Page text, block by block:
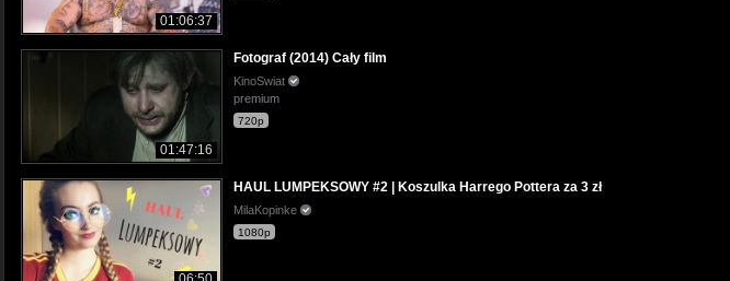
01:06:37
01:47:16
Fotograf (2014) Cały film
KinoSwiat
premium
720p
HAUL LUMPEKSOWY #2 | Koszulka Harrego Pottera za 3 zł
MilaKopinke
1080p